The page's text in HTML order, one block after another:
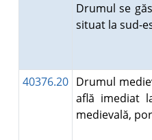
Drumul se
situat la sud-
40376.20 Drumul
află imediat
medievală,